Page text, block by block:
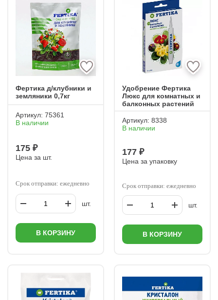
Фертика д/клубники и
земляники 0,7кг
Артикул: 75361
В наличии
175 ₽
Цена за шт.
Срок отправки: ежедневно
шт.
В КОРЗИНУ
Удобрение Фертика
Люкс для комнатных и
балконных растений
Артикул: 8338
В наличии
177 ₽
Цена за упаковку
Срок отправки: ежедневно
шт.
В КОРЗИНУ